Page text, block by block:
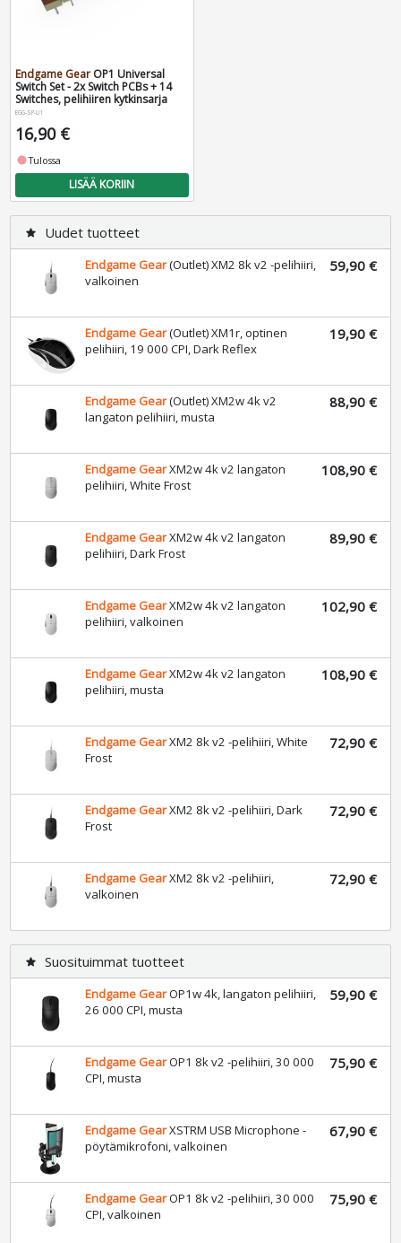
Endgame Gear OP1 Universal
Switch Set - 2x Switch PCBs + 14
Switches, pelihiiren kytkinsarja
EGG-SP-U1
16,90 €
fiber_manual_recordTulossa
LISÄÄ KORIIN
star Uudet tuotteet
Endgame Gear(Outlet) XM2 8k v2 -pelihiiri,
valkoinen
59,90 €
Endgame Gear(Outlet) XM1r, optinen
pelihiiri, 19 000 CPI, Dark Reflex
19,90 €
Endgame Gear(Outlet) XM2w 4k v2
langaton pelihiiri, musta
88,90 €
Endgame GearXM2w 4k v2 langaton
pelihiiri, White Frost
108,90 €
Endgame GearXM2w 4k v2 langaton
pelihiiri, Dark Frost
89,90 €
Endgame GearXM2w 4k v2 langaton
pelihiiri, valkoinen
102,90 €
Endgame GearXM2w 4k v2 langaton
pelihiiri, musta
108,90 €
Endgame GearXM2 8k v2 -pelihiiri, White
Frost
72,90 €
Endgame GearXM2 8k v2 -pelihiiri, Dark
Frost
72,90 €
Endgame GearXM2 8k v2 -pelihiiri,
valkoinen
72,90 €
star Suosituimmat tuotteet
Endgame GearOP1w 4k, langaton pelihiiri,
26 000 CPI, musta
59,90 €
Endgame GearOP1 8k v2 -pelihiiri, 30 000
CPI, musta
75,90 €
Endgame GearXSTRM USB Microphone -
pöytämikrofoni, valkoinen
67,90 €
Endgame GearOP1 8k v2 -pelihiiri, 30 000
CPI, valkoinen
75,90 €